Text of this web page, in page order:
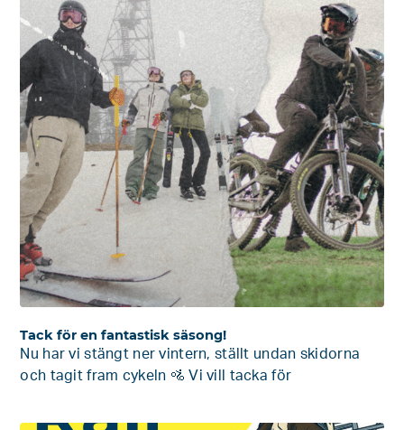
Tack för en fantastisk säsong!
Nu har vi stängt ner vintern, ställt undan skidorna
och tagit fram cykeln 🚵 Vi vill tacka för